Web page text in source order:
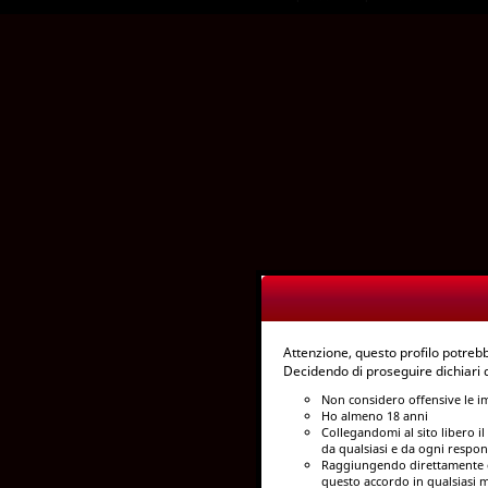
Attenzione, questo profilo
Decidendo di proseguire dichiari
Non considero offensive le
Ho almeno 18 anni
Collegandomi al sito libero
da qualsiasi e da ogni
Raggiungendo
questo accordo in qualsiasi